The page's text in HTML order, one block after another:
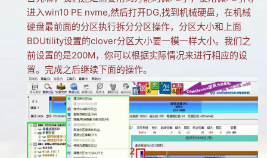
进入win10 PE nvme,然后打开DG,找到机械硬盘，在机械
硬盘最前面的分区执行拆分分区操作，分区大小和上面
BDUtility设置的clover分区大小要一模一样大小。我们之
前设置的是200M，你可以根据实际情况来进行相应的设
置。完成之后继续下面的操作。